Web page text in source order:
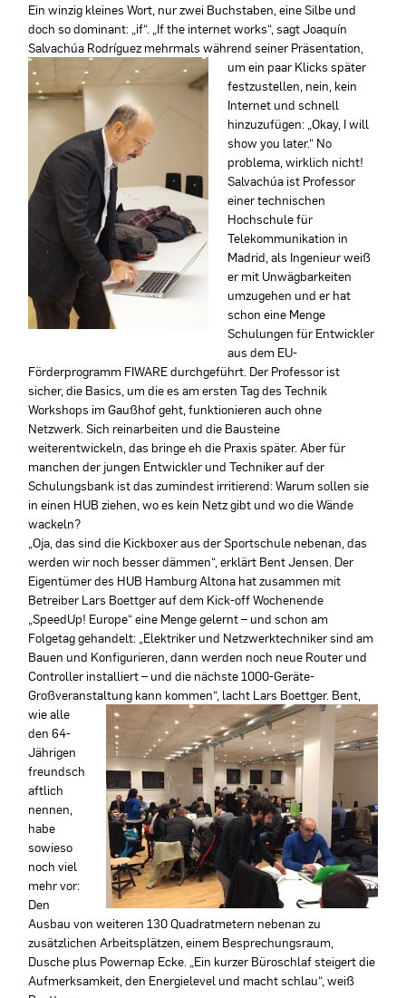
Ein winzig kleines Wort, nur zwei Buchstaben, eine Silbe und
doch so dominant: „if“. „If the internet works“, sagt Joaquín
Salvachúa Rodríguez mehrmals während seiner Präsentation,
um ein paar Klicks später
festzustellen, nein, kein
Internet und schnell
hinzuzufügen: „Okay, I will
show you later.“ No
problema, wirklich nicht!
Salvachúa ist Professor
einer technischen
Hochschule für
Telekommunikation in
Madrid, als Ingenieur weiß
er mit Unwägbarkeiten
umzugehen und er hat
schon eine Menge
Schulungen für Entwickler
aus dem EU-
Förderprogramm FIWARE durchgeführt. Der Professor ist
sicher, die Basics, um die es am ersten Tag des Technik
Workshops im Gaußhof geht, funktionieren auch ohne
Netzwerk. Sich reinarbeiten und die Bausteine
weiterentwickeln, das bringe eh die Praxis später. Aber für
manchen der jungen Entwickler und Techniker auf der
Schulungsbank ist das zumindest irritierend: Warum sollen sie
in einen HUB ziehen, wo es kein Netz gibt und wo die Wände
wackeln?
„Oja, das sind die Kickboxer aus der Sportschule nebenan, das
werden wir noch besser dämmen“, erklärt Bent Jensen. Der
Eigentümer des HUB Hamburg Altona hat zusammen mit
Betreiber Lars Boettger auf dem Kick-off Wochenende
„SpeedUp! Europe“ eine Menge gelernt – und schon am
Folgetag gehandelt: „Elektriker und Netzwerktechniker sind am
Bauen und Konfigurieren, dann werden noch neue Router und
Controller installiert – und die nächste 1000-Geräte-
Großveranstaltung kann kommen“, lacht Lars Boettger. Bent,
wie alle
den 64-
Jährigen
freundsch
aftlich
nennen,
habe
sowieso
noch viel
mehr vor:
Den
Ausbau von weiteren 130 Quadratmetern nebenan zu
zusätzlichen Arbeitsplätzen, einem Besprechungsraum,
Dusche plus Powernap Ecke. „Ein kurzer Büroschlaf steigert die
Aufmerksamkeit, den Energielevel und macht schlau“, weiß